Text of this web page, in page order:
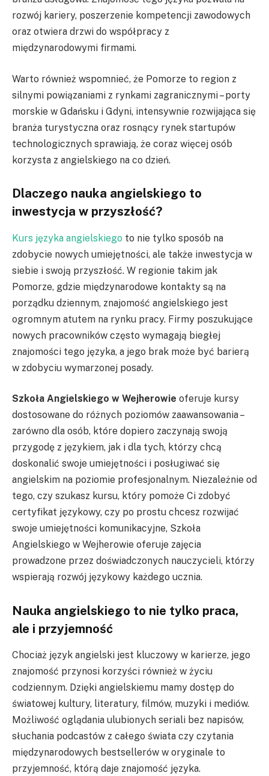
rozwój kariery, poszerzenie kompetencji zawodowych
oraz otwiera drzwi do współpracy z
międzynarodowymi firmami.
Warto również wspomnieć, że Pomorze to region z
silnymi powiązaniami z rynkami zagranicznymi – porty
morskie w Gdańsku i Gdyni, intensywnie rozwijająca się
branża turystyczna oraz rosnący rynek startupów
technologicznych sprawiają, że coraz więcej osób
korzysta z angielskiego na co dzień.
Dlaczego nauka angielskiego to
inwestycja w przyszłość?
Kurs języka angielskiego to nie tylko sposób na
zdobycie nowych umiejętności, ale także inwestycja w
siebie i swoją przyszłość. W regionie takim jak
Pomorze, gdzie międzynarodowe kontakty są na
porządku dziennym, znajomość angielskiego jest
ogromnym atutem na rynku pracy. Firmy poszukujące
nowych pracowników często wymagają biegłej
znajomości tego języka, a jego brak może być barierą
w zdobyciu wymarzonej posady.
Szkoła Angielskiego w Wejherowie oferuje kursy
dostosowane do różnych poziomów zaawansowania –
zarówno dla osób, które dopiero zaczynają swoją
przygodę z językiem, jak i dla tych, którzy chcą
doskonalić swoje umiejętności i posługiwać się
angielskim na poziomie profesjonalnym. Niezależnie od
tego, czy szukasz kursu, który pomoże Ci zdobyć
certyfikat językowy, czy po prostu chcesz rozwijać
swoje umiejętności komunikacyjne, Szkoła
Angielskiego w Wejherowie oferuje zajęcia
prowadzone przez doświadczonych nauczycieli, którzy
wspierają rozwój językowy każdego ucznia.
Nauka angielskiego to nie tylko praca,
ale i przyjemność
Chociaż język angielski jest kluczowy w karierze, jego
znajomość przynosi korzyści również w życiu
codziennym. Dzięki angielskiemu mamy dostęp do
światowej kultury, literatury, filmów, muzyki i mediów.
Możliwość oglądania ulubionych seriali bez napisów,
słuchania podcastów z całego świata czy czytania
międzynarodowych bestsellerów w oryginale to
przyjemność, którą daje znajomość języka.